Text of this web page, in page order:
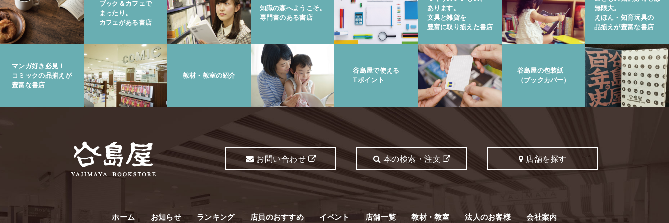
ブック＆カフェで
まったり。
カフェがある書店
知識の森へようこそ。
専門書のある書店
あります。
文具と雑貨を
豊富に取り揃えた書店
無限大。
えほん・知育玩具の
品揃えが豊富な書店
マンガ好き必見！
コミックの品揃えが
豊富な書店
教材・教室の紹介
谷島屋で使える
Tポイント
谷島屋の包装紙
（ブックカバー）
お問い合わせ 本の検索・注文 店舗を探す
ホーム お知らせ ランキング 店員のおすすめ イベント 店舗一覧 教材・教室 法人のお客様 会社案内